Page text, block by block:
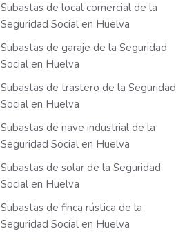
Subastas de local comercial de la
Seguridad Social en Huelva
Subastas de garaje de la Seguridad
Social en Huelva
Subastas de trastero de la Seguridad
Social en Huelva
Subastas de nave industrial de la
Seguridad Social en Huelva
Subastas de solar de la Seguridad
Social en Huelva
Subastas de finca rústica de la
Seguridad Social en Huelva